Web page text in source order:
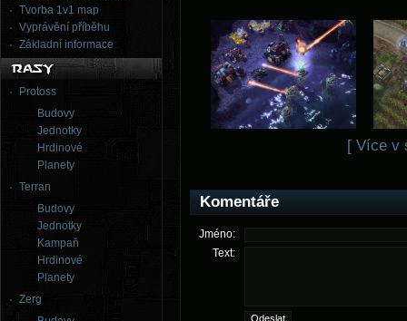
Tvorba 1v1 map
Vyprávění příběhu
Základní informace
Protoss
Budovy
Jednotky
Hrdinové
Planety
Terran
Budovy
Jednotky
Kampaň
Hrdinové
Planety
Zerg
[ Více v
Komentáře
Jméno:
Text: